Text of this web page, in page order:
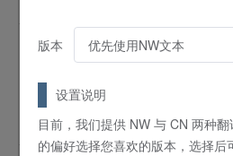
王道魔导-爆发
【条件】自己场上有表侧表示怪兽
场合，可以将手牌的1只怪兽（炎属
【效果】给予对手[对手场上的卡的
版本
设置说明
目前，我们提供 NW 与 CN 两种
的偏好选择您喜欢的版本，选择后